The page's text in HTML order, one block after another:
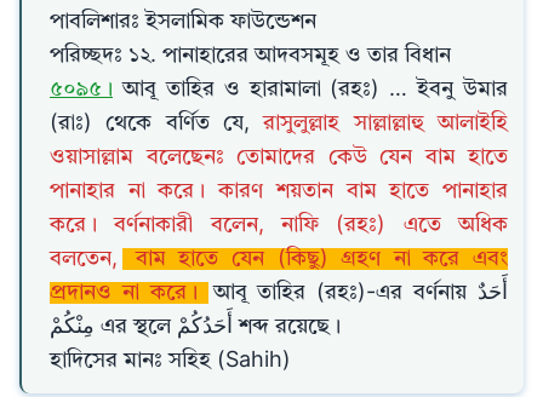
পাবলিশারঃ ইসলামিক ফাউন্ডেশন
পরিচ্ছদঃ ১২. পানাহারের আদবসমূহ ও তার বিধান
৫০৯৫। আবূ তাহির ও হারামালা (রহঃ) … ইবনু উমার
(রাঃ) থেকে বর্ণিত যে,রাসুলুল্লাহ সাল্লাল্লাহু আলাইহি
ওয়াসাল্লাম বলেছেনঃ তোমাদের কেউ যেন বাম হাতে
পানাহার না করে। কারণ শয়তান বাম হাতে পানাহার
করে। বর্ণনাকারী বলেন, নাফি (রহঃ) এতে অধিক
বলতেন,
বাম হাতে যেন (কিছু) গ্রহণ না করে এবং
প্রদানও না করে।
আবূ তাহির (রহঃ)-এর বর্ণনায় أَحَدٌ
مِنْكُمْ এর স্থলে أَحَدُكُمْ শব্দ রয়েছে।
হাদিসের মানঃ সহিহ (Sahih)